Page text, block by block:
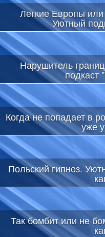
Легкие Европы
Уютный
Нарушитель
подкаст
Когда не попадает в
уже
Польский гипноз.
Так бомбит или не